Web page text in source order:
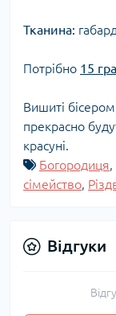
Тканина:
Потрібно 15
Вишиті
прекрасно
красуні.
Богородиця,
сімейство,
Відгуки